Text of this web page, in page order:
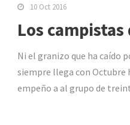
10 Oct 2016
Los campistas
Ni el granizo que ha caído
siempre llega con Octubre
empeño a al grupo de